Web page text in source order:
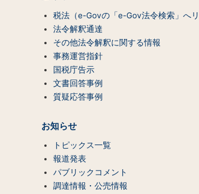
税法（e-Govの「e-Gov法令検索」へリ
法令解釈通達
その他法令解釈に関する情報
事務運営指針
国税庁告示
文書回答事例
質疑応答事例
お知らせ
トピックス一覧
報道発表
パブリックコメント
調達情報・公売情報